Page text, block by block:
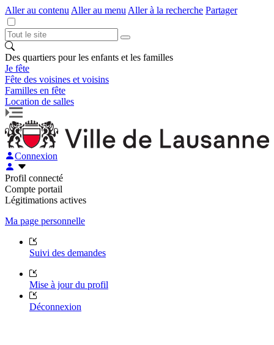
Aller au contenu Aller au menu Aller à la recherche Partager
Des quartiers pour les enfants et les familles
Je fête
Fête des voisines et voisins
Familles en fête
Location de salles
Connexion
Profil connecté
Compte portail
Légitimations actives
Ma page personnelle
Suivi des demandes
Mise à jour du profil
Déconnexion